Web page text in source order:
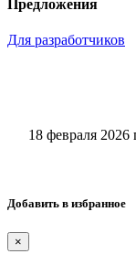
Предложения
Для разработчиков
18 февраля
Добавить в избранное
×